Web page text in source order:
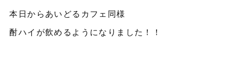
本日からあいどるカフェ同様
酎ハイが飲めるようになりました！！